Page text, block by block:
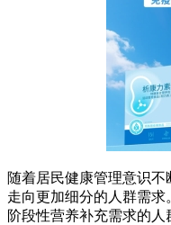
随着居民健康管理意识
走向更加细分的人群需
阶段性营养补充需求的